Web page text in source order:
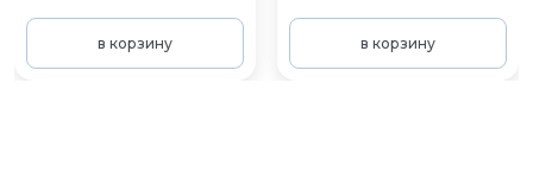
в корзину в корзину